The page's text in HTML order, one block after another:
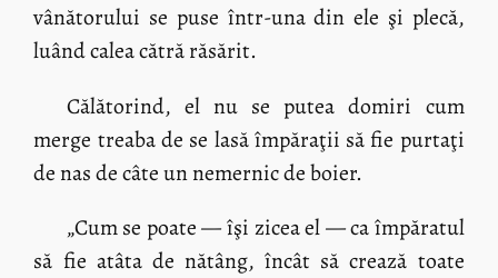
vânătorului se puse într-una din ele şi plecă,
luând calea cătră răsărit.
Călătorind, el nu se putea domiri cum
merge treaba de se lasă împăraţii să fie purtaţi
de nas de câte un nemernic de boier.
„Cum se poate — îşi zicea el — ca împăratul
să fie atâta de nătâng, încât să crează toate